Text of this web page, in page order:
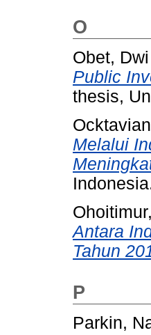
O
Obet,
Public
thesis,
Melalui
Antara
Tahun
P
Parkin,